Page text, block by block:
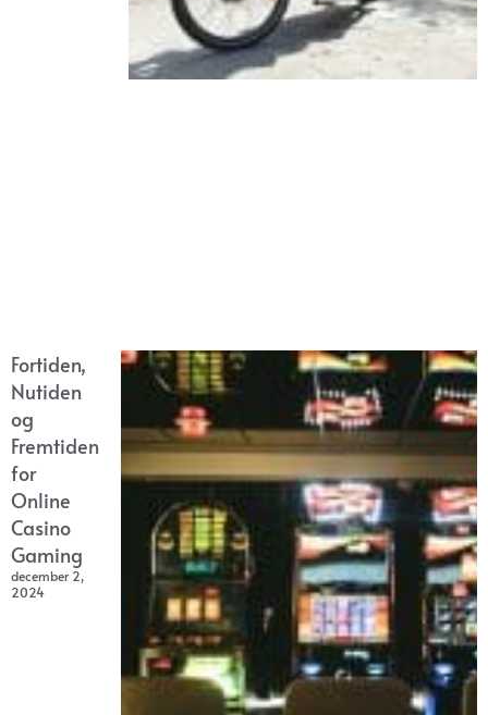
Fortiden,
Nutiden
og
Fremtiden
for
Online
Casino
Gaming
december 2,
2024